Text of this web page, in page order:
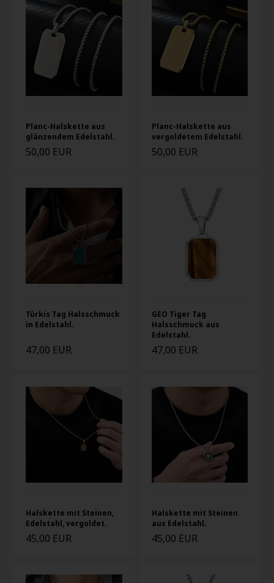
Planc-Halskette aus
glänzendem Edelstahl.
50,00 EUR
Planc-Halskette aus
vergoldetem Edelstahl.
50,00 EUR
Türkis Tag Halsschmuck
in Edelstahl.
47,00 EUR
GEO Tiger Tag
Halsschmuck aus
Edelstahl.
47,00 EUR
Halskette mit Steinen,
Edelstahl, vergoldet.
45,00 EUR
Halskette mit Steinen
aus Edelstahl.
45,00 EUR